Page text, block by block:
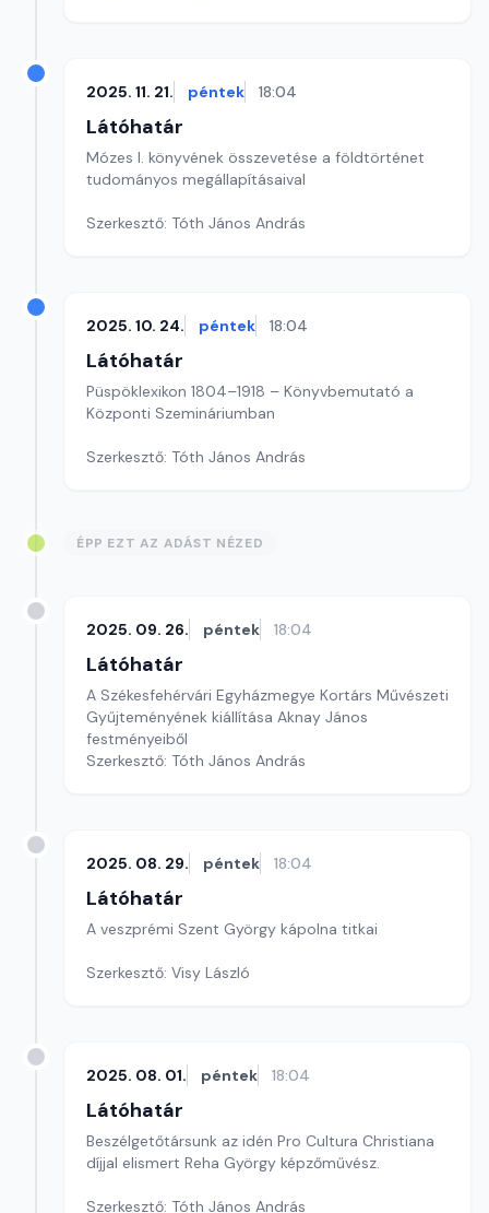
2025. 11. 21. péntek 18:04
Látóhatár
Mózes I. könyvének összevetése a földtörténet
tudományos megállapításaival
Szerkesztő: Tóth János András
2025. 10. 24. péntek 18:04
Látóhatár
Püspöklexikon 1804–1918 – Könyvbemutató a
Központi Szemináriumban
Szerkesztő: Tóth János András
ÉPP EZT AZ ADÁST NÉZED
2025. 09. 26. péntek 18:04
Látóhatár
A Székesfehérvári Egyházmegye Kortárs Művészeti
Gyűjteményének kiállítása Aknay János
festményeiből
Szerkesztő: Tóth János András
2025. 08. 29. péntek 18:04
Látóhatár
A veszprémi Szent György kápolna titkai
Szerkesztő: Visy László
2025. 08. 01. péntek 18:04
Látóhatár
Beszélgetőtársunk az idén Pro Cultura Christiana
díjjal elismert Reha György képzőművész.
Szerkesztő: Tóth János András